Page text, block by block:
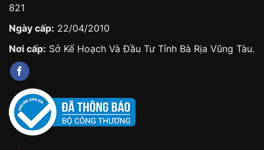
821
Ngày cấp: 22/04/2010
Nơi cấp: Sở Kế Hoạch Và Đầu Tư Tỉnh Bà Rịa Vũng Tàu.